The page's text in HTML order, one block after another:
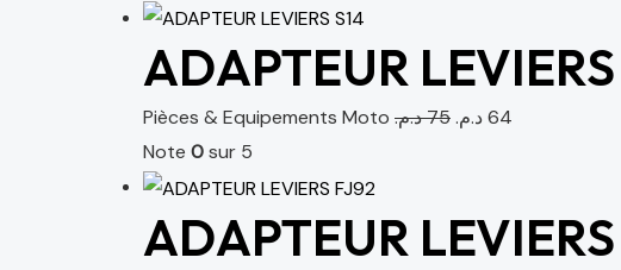
ADAPTEUR LEVIERS
Pièces & Equipements Moto 75د.م. 64د.م.
Note 0sur 5
ADAPTEUR